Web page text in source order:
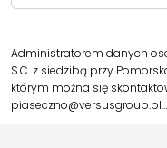
Administratorem danych
S.C. z siedzibą przy
którym można się
piaseczno@versusgroup.pl…